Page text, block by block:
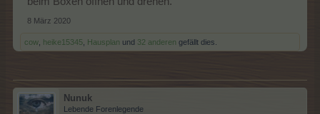
8 März 2020
cow heike15345 Hausplan und 32 anderen gefällt dies.
Nunuk
Lebende Forenlegende